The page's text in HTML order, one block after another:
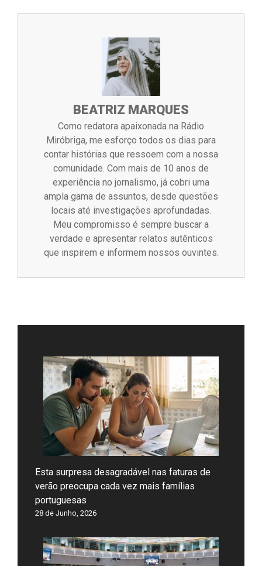
BEATRIZ MARQUES
Como redatora apaixonada na Rádio
Miróbriga, me esforço todos os dias para
contar histórias que ressoem com a nossa
comunidade. Com mais de 10 anos de
experiência no jornalismo, já cobri uma
ampla gama de assuntos, desde questões
locais até investigações aprofundadas.
Meu compromisso é sempre buscar a
verdade e apresentar relatos autênticos
que inspirem e informem nossos ouvintes.
Esta surpresa desagradável nas faturas de
verão preocupa cada vez mais famílias
portuguesas
28 de Junho, 2026